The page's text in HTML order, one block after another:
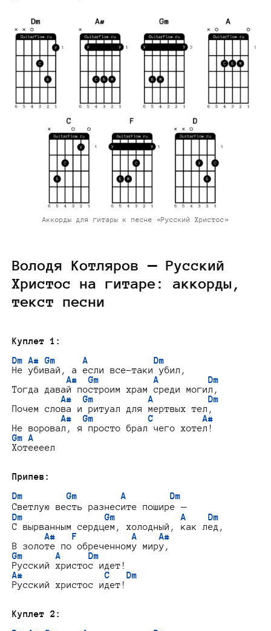
Аккорды для гитары к песне «Русский Христос»
Володя Котляров — Русский
Христос на гитаре: аккорды,
текст песни
Куплет 1:
Dm A# Gm     A            Dm
Не убивай, а если все-таки убил,
A#  Gm          A         Dm
Тогда давай построим храм среди могил,
A#  Gm          A          Dm
Почем слова и ритуал для мертвых тел,
A#  Gm          C         A#
Gm A
Хотеееел
Припев:
Dm        Gm        A        Dm
Dm               Gm            A    Dm
С вырванным сердцем, холодный, как лед,
A#   F          A    A#
Gm      A     Dm
A#               C   Dm
Русский христос идет!
Куплет 2: